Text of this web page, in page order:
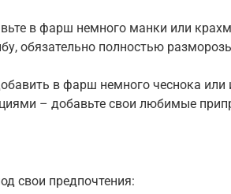
в фарш немного манки или
обязательно полностью
в фарш немного чеснока или
– добавьте свои любимые
свои предпочтения: